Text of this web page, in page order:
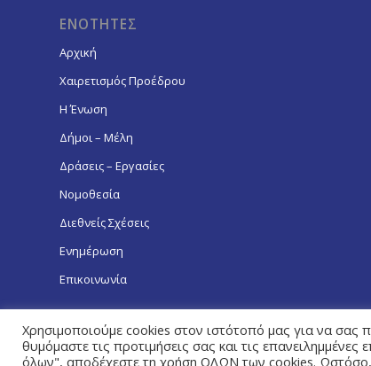
ΕΝΟΤΗΤΕΣ
Αρχική
Χαιρετισμός Προέδρου
Η Ένωση
Δήμοι – Μέλη
Δράσεις – Εργασίες
Νομοθεσία
Διεθνείς Σχέσεις
Ενημέρωση
Επικοινωνία
Χρησιμοποιούμε cookies στον ιστότοπό μας για να σας
θυμόμαστε τις προτιμήσεις σας και τις
όλων", αποδέχεστε τη χρήση ΟΛΩΝ των cookies. Ωστόσο,